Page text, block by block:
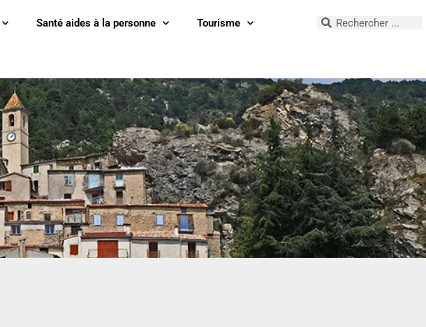
Santé aides à la personne Tourisme